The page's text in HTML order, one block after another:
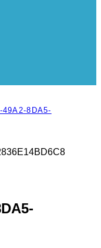
49A2-8DA5-